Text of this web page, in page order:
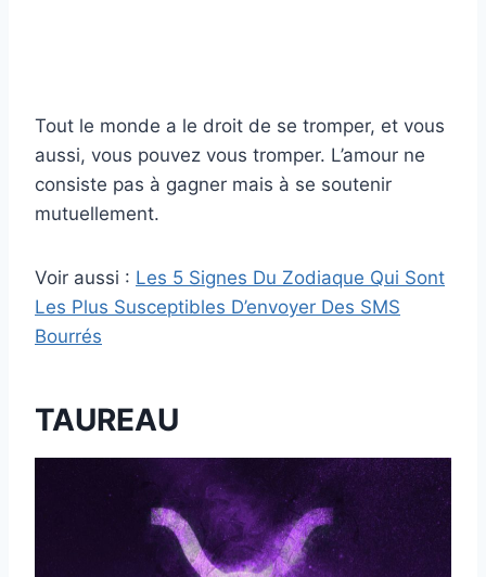
Tout le monde a le droit de se tromper, et vous
aussi, vous pouvez vous tromper. L’amour ne
consiste pas à gagner mais à se soutenir
mutuellement.
Voir aussi : Les 5 Signes Du Zodiaque Qui Sont
Les Plus Susceptibles D’envoyer Des SMS
Bourrés
TAUREAU